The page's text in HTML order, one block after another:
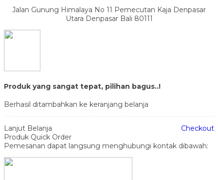
Jalan Gunung Himalaya No 11 Pemecutan Kaja Denpasar
Utara Denpasar Bali 80111
Produk yang sangat tepat, pilihan bagus..!
Berhasil ditambahkan ke keranjang belanja
Lanjut Belanja
Checkout
Produk Quick Order
Pemesanan dapat langsung menghubungi kontak dibawah: